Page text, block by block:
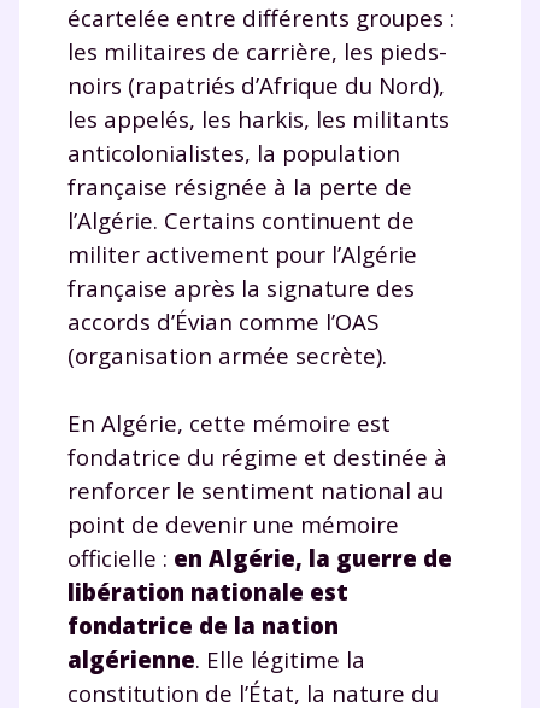
écartelée entre différents groupes :
les militaires de carrière, les pieds-
noirs (rapatriés d’Afrique du Nord),
les appelés, les harkis, les militants
anticolonialistes, la population
française résignée à la perte de
l’Algérie. Certains continuent de
militer activement pour l’Algérie
française après la signature des
accords d’Évian comme l’OAS
(organisation armée secrète).
En Algérie, cette mémoire est
fondatrice du régime et destinée à
renforcer le sentiment national au
point de devenir une mémoire
officielle : en Algérie, la guerre de
libération nationale est
fondatrice de la nation
algérienne. Elle légitime la
constitution de l’État, la nature du